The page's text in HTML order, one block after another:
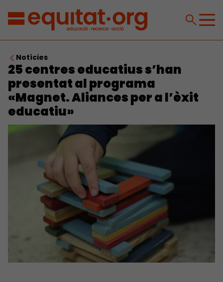
Notícies
25 centres educatius s’han
presentat al programa
«Magnet. Aliances per a l’èxit
educatiu»